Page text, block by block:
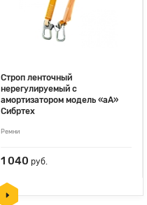
Строп ленточный
нерегулируемый с
амортизатором модель «аА»
Сибртех
Ремни
1 040 руб.